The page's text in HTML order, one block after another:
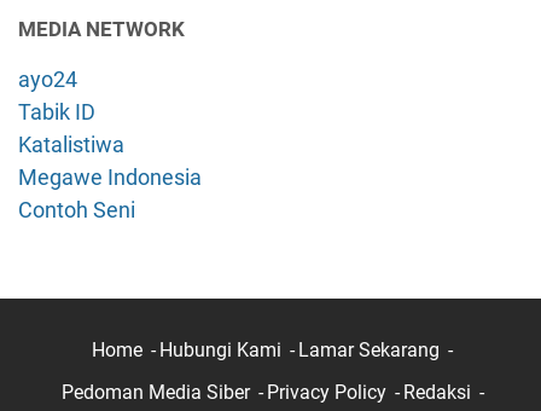
MEDIA NETWORK
ayo24
Tabik ID
Katalistiwa
Megawe Indonesia
Contoh Seni
Home Hubungi Kami
Lamar Sekarang
Pedoman Media Siber
Privacy Policy Redaksi